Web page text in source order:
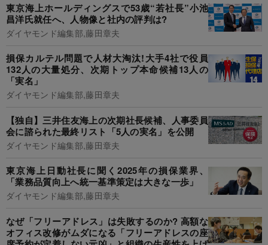
東京海上ホールディングスで53歳“若社長”小池
昌洋氏就任へ、人物像と社内の評判は?
ダイヤモンド編集部,藤田章夫
損保カルテル問題で人材大淘汰!大手4社で役員
132人の大量処分、次期トップ本命候補13人の
「実名」
ダイヤモンド編集部,藤田章夫
【独自】三井住友海上の次期社長候補、人事委員
会に諮られた最終リスト「5人の実名」を公開
ダイヤモンド編集部,藤田章夫
東京海上日動社長に聞く2025年の損保業界、
「業務品質向上へ統一基準策定は大きな一歩」
ダイヤモンド編集部,藤田章夫
なぜ「フリーアドレス」は失敗するのか? 高額な
オフィス改修がムダになる「フリーアドレスの座